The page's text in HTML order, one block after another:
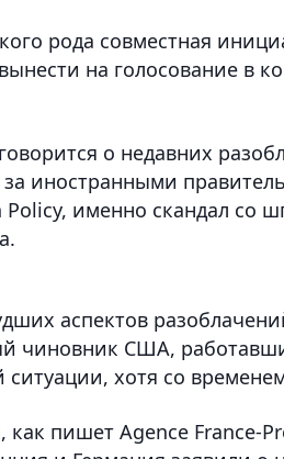
рода совместная
на голосование в
о недавних
иностранными
Policy, именно скандал со
аспектов
чиновник США,
ситуации, хотя со
как пишет Agence France-